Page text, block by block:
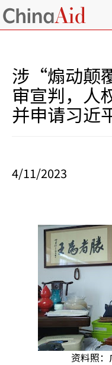
涉“煽动颠
审宣判，人
并申请习近
4/11/2023
资料照